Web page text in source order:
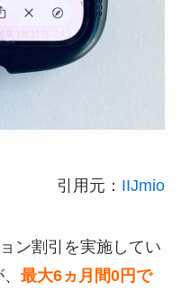
引用元： IIJmio
ン割引を実施してい
最大6ヵ月間0円で